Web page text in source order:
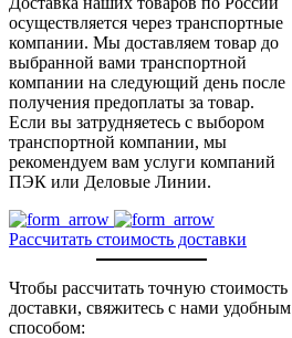
осуществляется через транспортные
компании. Мы доставляем товар до
выбранной вами транспортной
компании на следующий день после
получения предоплаты за товар.
Если вы затрудняетесь с выбором
транспортной компании, мы
рекомендуем вам услуги компаний
ПЭК или Деловые Линии.
Рассчитать стоимость доставки
Чтобы рассчитать точную стоимость
доставки, свяжитесь с нами удобным
способом: